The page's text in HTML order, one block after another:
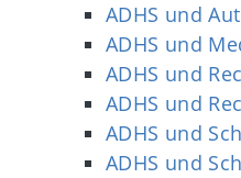
ADHS und
ADHS und
ADHS und
ADHS und
ADHS und
ADHS und